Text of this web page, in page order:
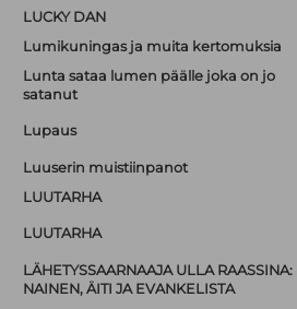
LUCKY DAN
Lumikuningas ja muita kertomuksia
Lunta sataa lumen päälle joka on jo
satanut
Lupaus
Luuserin muistiinpanot
LUUTARHA
LUUTARHA
LÄHETYSSAARNAAJA ULLA RAASSINA:
NAINEN, ÄITI JA EVANKELISTA